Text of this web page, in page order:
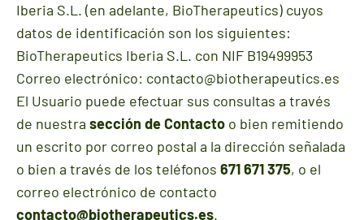
Iberia S.L. (en adelante, BioTherapeutics) cuyos
datos de identificación son los siguientes:
BioTherapeutics Iberia S.L. con NIF B19499953
Correo electrónico: contacto@biotherapeutics.es
El Usuario puede efectuar sus consultas a través
de nuestra sección de Contacto o bien remitiendo
un escrito por correo postal a la dirección señalada
o bien a través de los teléfonos 671 671 375, o el
correo electrónico de contacto
contacto@biotherapeutics.es.